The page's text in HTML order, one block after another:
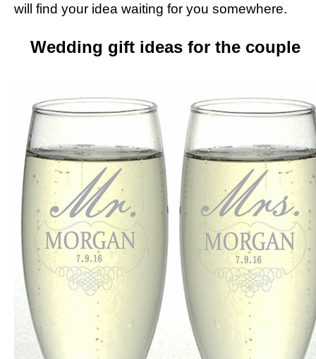
will find your idea waiting for you somewhere.
Wedding gift ideas for the couple